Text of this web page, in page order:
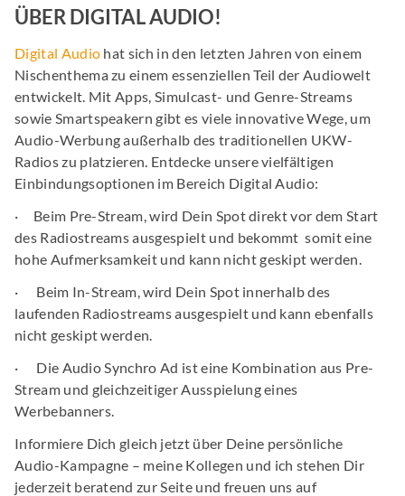
ÜBER DIGITAL AUDIO!
Digital Audio hat sich in den letzten Jahren von einem
Nischenthema zu einem essenziellen Teil der Audiowelt
entwickelt. Mit Apps, Simulcast- und Genre-Streams
sowie Smartspeakern gibt es viele innovative Wege, um
Audio-Werbung außerhalb des traditionellen UKW-
Radios zu platzieren. Entdecke unsere vielfältigen
Einbindungsoptionen im Bereich Digital Audio:
· Beim Pre-Stream, wird Dein Spot direkt vor dem Start
des Radiostreams ausgespielt und bekommt somit eine
hohe Aufmerksamkeit und kann nicht geskipt werden.
· Beim In-Stream, wird Dein Spot innerhalb des
laufenden Radiostreams ausgespielt und kann ebenfalls
nicht geskipt werden.
· Die Audio Synchro Ad ist eine Kombination aus Pre-
Stream und gleichzeitiger Ausspielung eines
Werbebanners.
Informiere Dich gleich jetzt über Deine persönliche
Audio-Kampagne – meine Kollegen und ich stehen Dir
jederzeit beratend zur Seite und freuen uns auf